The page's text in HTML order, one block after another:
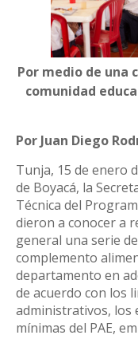
Por medio de una
comunidad
Por Juan Diego
Tunja, 15 de enero
de Boyacá, la
Técnica del
dieron a conocer a
general una serie
complemento
departamento en
de acuerdo con los
administrativos, los
mínimas del PAE,